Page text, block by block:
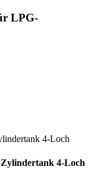
LPG-
4-Loch
4-Loch